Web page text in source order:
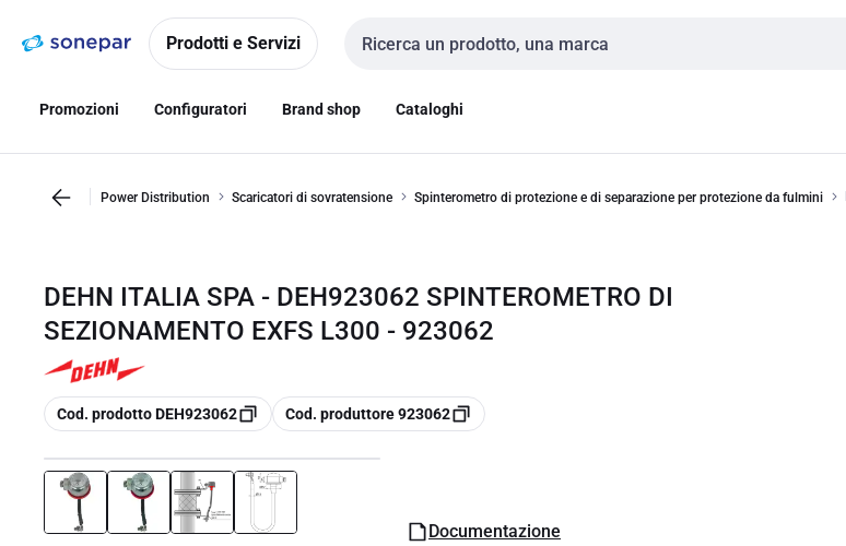
navigazionealla
Prodotti e Servizi
Cerca input
Promozioni Configuratori Brand shop Cataloghi
Power Distribution Scaricatori di sovratensione Spinterometro di protezione e di separazione per protezione da fulmini
DEHN ITALIA SPA - DEH923062 SPINTEROMETRO DI
SEZIONAMENTO EXFS L300 - 923062
copia
Cod. prodotto DEH923062 copia
Cod. produttore 923062
Documentazione